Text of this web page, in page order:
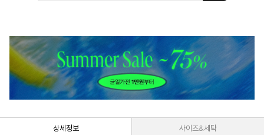
상세정보 사이즈&세탁